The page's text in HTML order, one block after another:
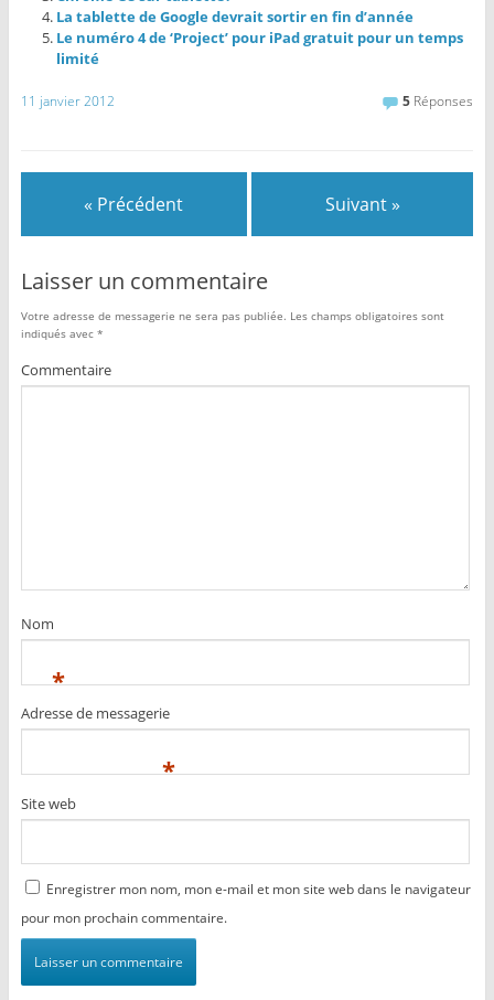
La tablette de Google devrait sortir en fin d’année
Le numéro 4 de ‘Project’ pour iPad gratuit pour un temps
limité
11 janvier 2012 5 Réponses
« Précédent Suivant »
Laisser un commentaire
Votre adresse de messagerie ne sera pas publiée. Les champs obligatoires sont
indiqués avec *
Commentaire
Nom
*
Adresse de messagerie
*
Site web
Enregistrer mon nom, mon e-mail et mon site web dans le navigateur
pour mon prochain commentaire.